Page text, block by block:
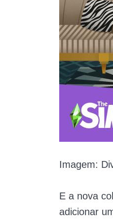
Imagem:
E a nova
adicionar